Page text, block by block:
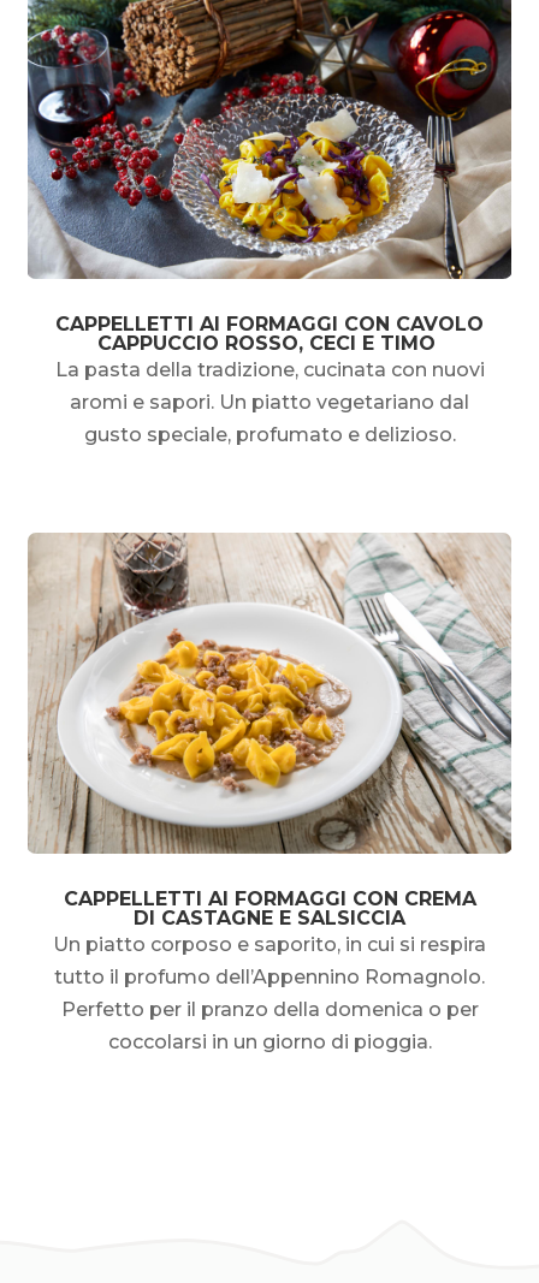
CAPPELLETTI AI FORMAGGI CON CAVOLO
CAPPUCCIO ROSSO, CECI E TIMO
La pasta della tradizione, cucinata con nuovi
aromi e sapori. Un piatto vegetariano dal
gusto speciale, profumato e delizioso.
CAPPELLETTI AI FORMAGGI CON CREMA
DI CASTAGNE E SALSICCIA
Un piatto corposo e saporito, in cui si respira
tutto il profumo dell’Appennino Romagnolo.
Perfetto per il pranzo della domenica o per
coccolarsi in un giorno di pioggia.